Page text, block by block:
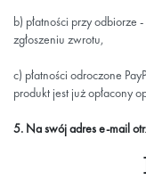
b) płatności przy odbiorze
zgłoszeniu zwrotu,
c) płatności odroczone
produkt jest już opłacony
5. Na swój adres e-mail